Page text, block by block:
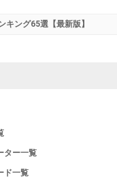
キング65選【最新版】
ター一覧
ド一覧